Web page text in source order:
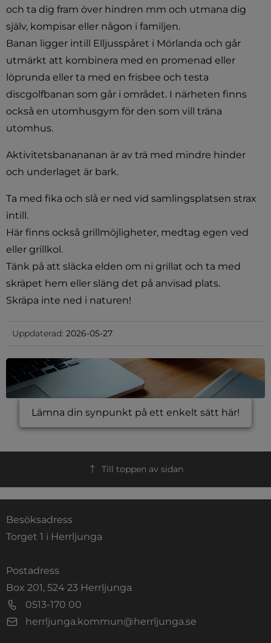
och ta dig fram över hindren mm och utmana dig
själv, kompisar eller någon i familjen.
Banan ligger intill Elljusspåret i Mörlanda och går
utmärkt att kombinera med en promenad eller
löprunda eller ta med en frisbee och testa
discgolfbanan som går i området. I närheten finns
också en utomhusgym för den som vill träna
utomhus.
Aktivitetsbanananan är av trä med mindre hinder
och underlaget är bark.
Ta med fika och slå er ned vid samlingsplatsen strax
intill.
Här finns också grillmöjligheter, medtag egen ved
eller grillkol.
Tänk på att släcka elden om ni grillat och ta med
skräpet hem eller släng det på anvisad plats.
Skräpa inte ned i naturen!
Uppdaterad: 2026-05-27
Lämna din synpunkt på ett enkelt sätt här!
Till toppen av sidan
Besöksadress
Torget 1 i Herrljunga
Postadress
Box 201, 524 23 Herrljunga
0513-170 00
herrljunga.kommun@herrljunga.se